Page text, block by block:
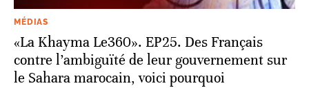
MÉDIAS
«La Khayma Le360». EP25. Des Français
contre l’ambiguïté de leur gouvernement sur
le Sahara marocain, voici pourquoi